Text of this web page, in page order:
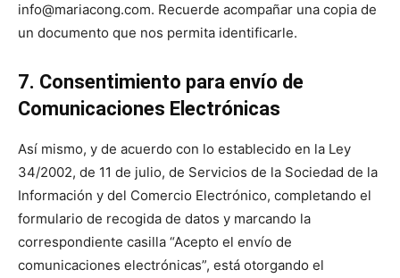
info@mariacong.com. Recuerde acompañar una copia de
un documento que nos permita identificarle.
7. Consentimiento para envío de
Comunicaciones Electrónicas
Así mismo, y de acuerdo con lo establecido en la Ley
34/2002, de 11 de julio, de Servicios de la Sociedad de la
Información y del Comercio Electrónico, completando el
formulario de recogida de datos y marcando la
correspondiente casilla “Acepto el envío de
comunicaciones electrónicas”, está otorgando el